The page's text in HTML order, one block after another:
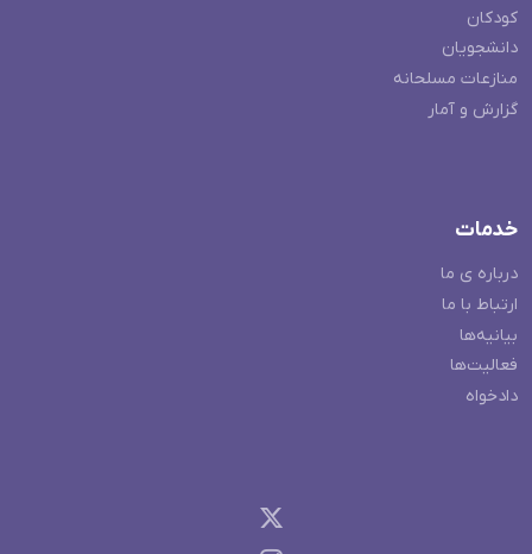
کودکان
دانشجویان
منازعات مسلحانه
گزارش و آمار
خدمات
درباره ی ما
ارتباط با ما
بیانیه‌ها
فعالیت‌ها
دادخواه